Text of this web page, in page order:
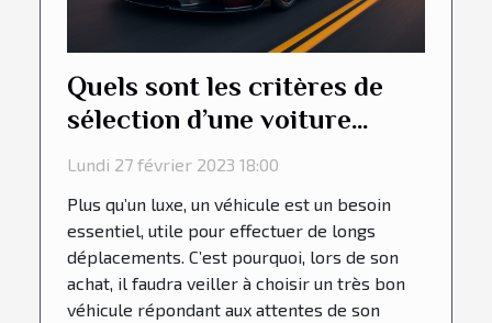
Quels sont les critères de
sélection d’une voiture
performante ?
Lundi 27 février 2023 18:00
Plus qu’un luxe, un véhicule est un besoin
essentiel, utile pour effectuer de longs
déplacements. C’est pourquoi, lors de son
achat, il faudra veiller à choisir un très bon
véhicule répondant aux attentes de son